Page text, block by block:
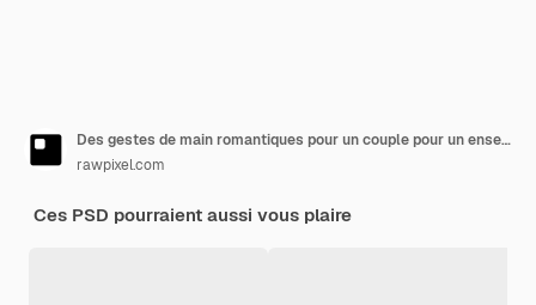
Des gestes de main romantiques pour un couple pour un ensemble d'éléments de design pour la fête de la Saint-Valentin
rawpixel.com
Ces PSD pourraient aussi vous plaire